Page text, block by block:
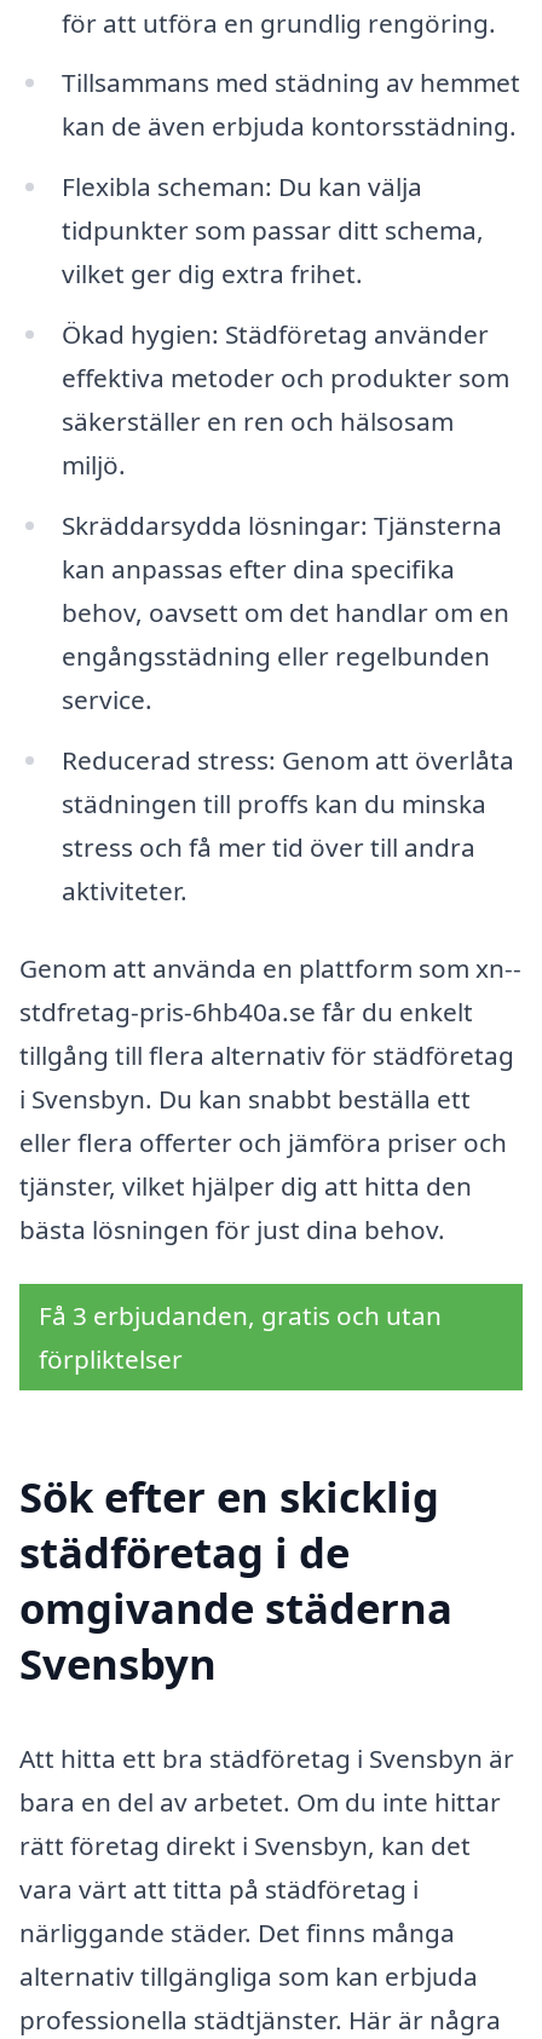
för att utföra en grundlig rengöring.
Tillsammans med städning av hemmet
kan de även erbjuda kontorsstädning.
Flexibla scheman: Du kan välja
tidpunkter som passar ditt schema,
vilket ger dig extra frihet.
Ökad hygien: Städföretag använder
effektiva metoder och produkter som
säkerställer en ren och hälsosam
miljö.
Skräddarsydda lösningar: Tjänsterna
kan anpassas efter dina specifika
behov, oavsett om det handlar om en
engångsstädning eller regelbunden
service.
Reducerad stress: Genom att överlåta
städningen till proffs kan du minska
stress och få mer tid över till andra
aktiviteter.
Genom att använda en plattform som xn--
stdfretag-pris-6hb40a.se får du enkelt
tillgång till flera alternativ för städföretag
i Svensbyn. Du kan snabbt beställa ett
eller flera offerter och jämföra priser och
tjänster, vilket hjälper dig att hitta den
bästa lösningen för just dina behov.
Få 3 erbjudanden, gratis och utan
förpliktelser
Sök efter en skicklig
städföretag i de
omgivande städerna
Svensbyn
Att hitta ett bra städföretag i Svensbyn är
bara en del av arbetet. Om du inte hittar
rätt företag direkt i Svensbyn, kan det
vara värt att titta på städföretag i
närliggande städer. Det finns många
alternativ tillgängliga som kan erbjuda
professionella städtjänster. Här är några